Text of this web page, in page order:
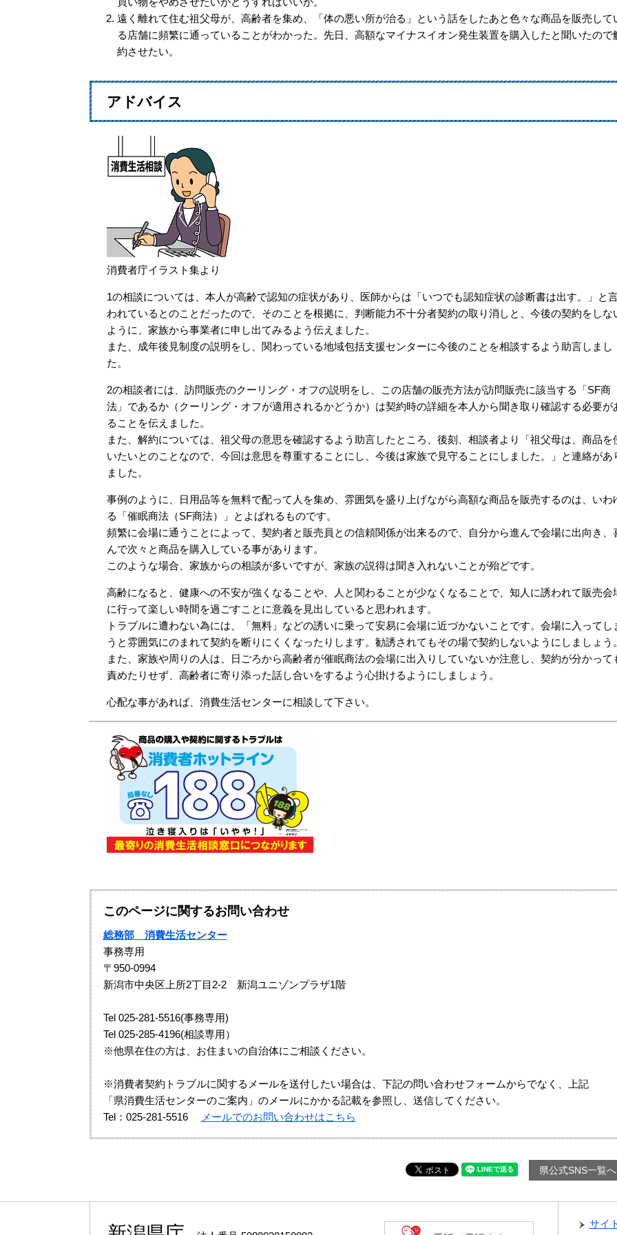
遠く離れて住む祖父母が、高齢者を集め、「体の悪い所が治る」という話をしたあと色々な商品を販売して
る店舗に頻繁に通っていることがわかった。先日、高額なマイナスイオン発生装置を購入したと聞いたので
約させたい。
アドバイス
消費者庁イラスト集より
1の相談については、本人が高齢で認知の症状があり、医師からは「いつでも認知症状の診断書は出す。」と
われているとのことだったので、そのことを根拠に、判断能力不十分者契約の取り消しと、今後の契約をしな
ように、家族から事業者に申し出てみるよう伝えました。
また、成年後見制度の説明をし、関わっている地域包括支援センターに今後のことを相談するよう助言しまし
た。
2の相談者には、訪問販売のクーリング・オフの説明をし、この店舗の販売方法が訪問販売に該当する「SF商
法」であるか（クーリング・オフが適用されるかどうか）は契約時の詳細を本人から聞き取り確認する必要が
ることを伝えました。
また、解約については、祖父母の意思を確認するよう助言したところ、後刻、相談者より「祖父母は、商品を
いたいとのことなので、今回は意思を尊重することにし、今後は家族で見守ることにしました。」と連絡があ
ました。
事例のように、日用品等を無料で配って人を集め、雰囲気を盛り上げながら高額な商品を販売するのは、いわ
る「催眠商法（SF商法）」とよばれるものです。
頻繁に会場に通うことによって、契約者と販売員との信頼関係が出来るので、自分から進んで会場に出向き、
んで次々と商品を購入している事があります。
このような場合、家族からの相談が多いですが、家族の説得は聞き入れないことが殆どです。
高齢になると、健康への不安が強くなることや、人と関わることが少なくなることで、知人に誘われて販売会
に行って楽しい時間を過ごすことに意義を見出していると思われます。
トラブルに遭わない為には、「無料」などの誘いに乗って安易に会場に近づかないことです。会場に入ってし
うと雰囲気にのまれて契約を断りにくくなったりします。勧誘されてもその場で契約しないようにしましょう。
また、家族や周りの人は、日ごろから高齢者が催眠商法の会場に出入りしていないか注意し、契約が分かって
責めたりせず、高齢者に寄り添った話し合いをするよう心掛けるようにしましょう。
心配な事があれば、消費生活センターに相談して下さい。
このページに関するお問い合わせ
総務部 消費生活センター
事務専用
〒950-0994
新潟市中央区上所2丁目2-2 新潟ユニゾンプラザ1階
Tel 025-281-5516(事務専用)
Tel 025-285-4196(相談専用）
※他県在住の方は、お住まいの自治体にご相談ください。
※消費者契約トラブルに関するメールを送付したい場合は、下記の問い合わせフォームからでなく、上記
「県消費生活センターのご案内」のメールにかかる記載を参照し、送信してください。
Tel：025-281-5516
メールでのお問い合わせはこちら
県公式SNS一覧へ
サイ